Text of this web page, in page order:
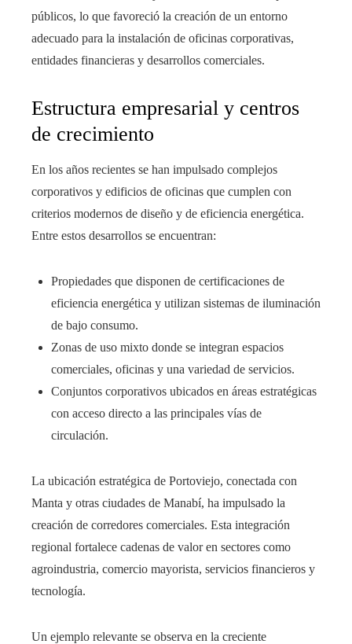
públicos, lo que favoreció la creación de un entorno
adecuado para la instalación de oficinas corporativas,
entidades financieras y desarrollos comerciales.
Estructura empresarial y centros
de crecimiento
En los años recientes se han impulsado complejos
corporativos y edificios de oficinas que cumplen con
criterios modernos de diseño y de eficiencia energética.
Entre estos desarrollos se encuentran:
Propiedades que disponen de certificaciones de
eficiencia energética y utilizan sistemas de iluminación
de bajo consumo.
Zonas de uso mixto donde se integran espacios
comerciales, oficinas y una variedad de servicios.
Conjuntos corporativos ubicados en áreas estratégicas
con acceso directo a las principales vías de
circulación.
La ubicación estratégica de Portoviejo, conectada con
Manta y otras ciudades de Manabí, ha impulsado la
creación de corredores comerciales. Esta integración
regional fortalece cadenas de valor en sectores como
agroindustria, comercio mayorista, servicios financieros y
tecnología.
Un ejemplo relevante se observa en la creciente